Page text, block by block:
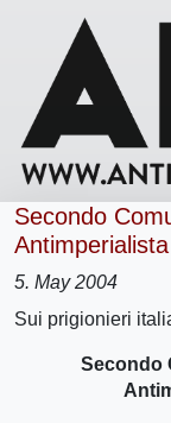
Secondo
5. May 2004
Sui prigionieri
Secondo